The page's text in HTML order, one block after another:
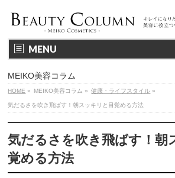
MENU
MEIKO美容コラム
HOME » MEIKO美容コラム » 健康・ライフスタイル »
気だるさを吹き飛ばす！朝スッキリと目覚める方法
気だるさを吹き飛ばす！朝
覚める方法